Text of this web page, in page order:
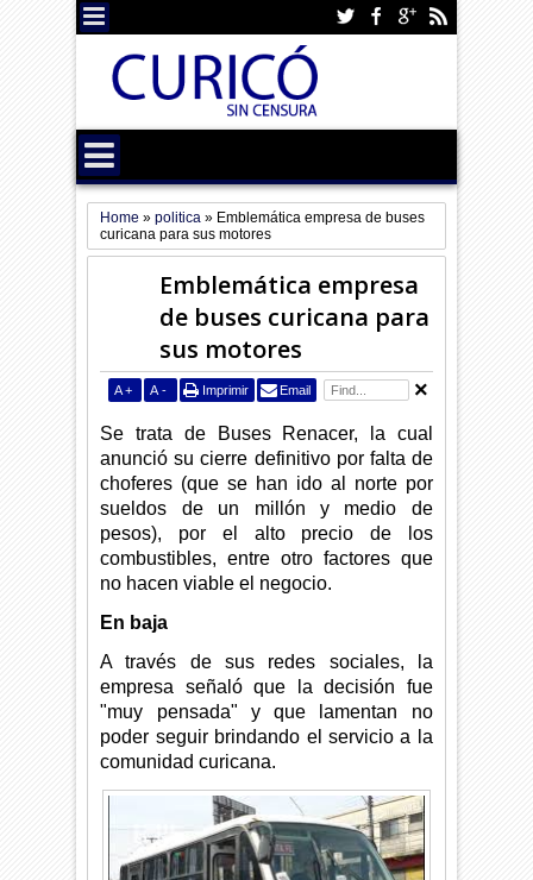
Home »politica » Emblemática empresa de buses
curicana para sus motores
Emblemática empresa
de buses curicana para
sus motores
A + A - Imprimir Email
Se trata de Buses Renacer, la cual
anunció su cierre definitivo por falta de
choferes (que se han ido al norte por
sueldos de un millón y medio de
pesos), por el alto precio de los
combustibles, entre otro factores que
no hacen viable el negocio.
En baja
A través de sus redes sociales, la
empresa señaló que la decisión fue
"muy pensada" y que lamentan no
poder seguir brindando el servicio a la
comunidad curicana.